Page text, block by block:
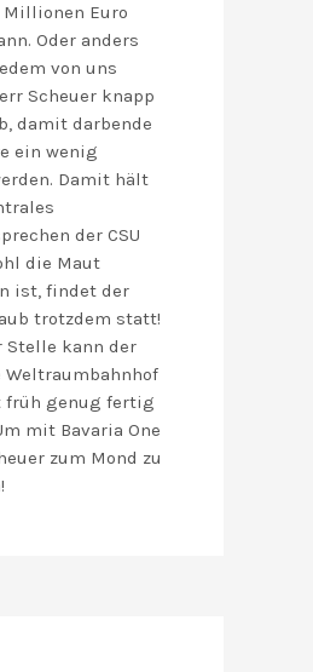
Millionen Euro
Oder anders
von uns
Scheuer knapp
damit darbende
ein wenig
Damit hält
der CSU
die Maut
ist, findet der
trotzdem statt!
Stelle kann der
Weltraumbahnhof
früh genug fertig
mit Bavaria One
zum Mond zu